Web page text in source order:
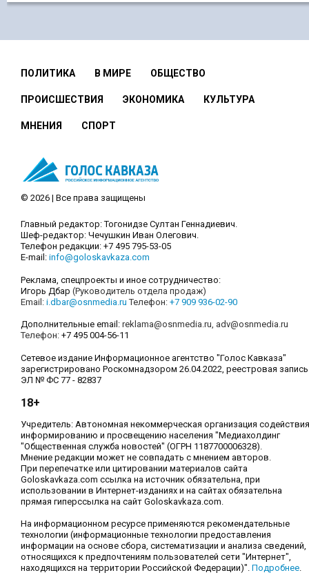
ПОЛИТИКА В МИРЕ ОБЩЕСТВО
ПРОИСШЕСТВИЯ ЭКОНОМИКА КУЛЬТУРА
МНЕНИЯ СПОРТ
© 2026 | Все права защищены
Главный редактор: Тогонидзе Султан Геннадиевич.
Шеф-редактор: Чечушкин Иван Олегович.
Телефон редакции: +7 495 795-53-05
E-mail: info@goloskavkaza.com
Реклама, спецпроекты и иное сотрудничество:
Игорь Дбар (Руководитель отдела продаж)
Email: i.dbar@osnmedia.ru Телефон: +7 909 936-02-90
Дополнительные email: reklama@osnmedia.ru adv@osnmedia.ru
Телефон: +7 495 004-56-11
Сетевое издание Информационное агентство "Голос Кавказа"
зарегистрировано Роскомнадзором 26.04.2022, реестровая запись
ЭЛ № ФС 77 - 82837
18+
Учредитель: Автономная некоммерческая организация содействия
информированию и просвещению населения "Медиахолдинг
"Общественная служба новостей" (ОГРН 1187700006328).
Мнение редакции может не совпадать с мнением авторов.
При перепечатке или цитировании материалов сайта
Goloskavkaza.com ссылка на источник обязательна, при
использовании в Интернет-изданиях и на сайтах обязательна
прямая гиперссылка на сайт Goloskavkaza.com.
На информационном ресурсе применяются рекомендательные
технологии (информационные технологии предоставления
информации на основе сбора, систематизации и анализа сведений,
относящихся к предпочтениям пользователей сети "Интернет",
находящихся на территории Российской Федерации)". Подробнее